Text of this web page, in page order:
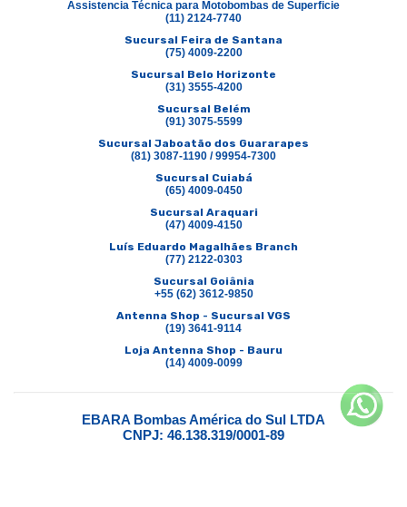
Assistencia Técnica para Motobombas de Superficie
(11) 2124-7740
Sucursal Feira de Santana
(75) 4009-2200
Sucursal Belo Horizonte
(31) 3555-4200
Sucursal Belém
(91) 3075-5599
Sucursal Jaboatão dos Guararapes
(81) 3087-1190 / 99954-7300
Sucursal Cuiabá
(65) 4009-0450
Sucursal Araquari
(47) 4009-4150
Luís Eduardo Magalhães Branch
(77) 2122-0303
Sucursal Goiânia
+55 (62) 3612-9850
Antenna Shop - Sucursal VGS
(19) 3641-9114
Loja Antenna Shop - Bauru
(14) 4009-0099
EBARA Bombas América do Sul LTDA
CNPJ: 46.138.319/0001-89